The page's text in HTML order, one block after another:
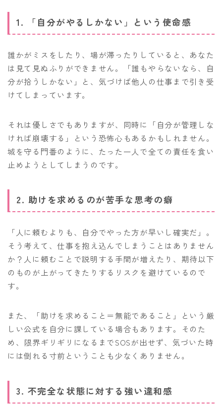
1. 「自分がやるしかない」という使命感
誰かがミスをしたり、場が滞ったりしていると、あなた
は見て見ぬふりができません。「誰もやらないなら、自
分が拾うしかない」と、気づけば他人の仕事まで引き受
けてしまっています。
それは優しさでもありますが、同時に「自分が管理しな
ければ崩壊する」という恐怖心もあるかもしれません。
城を守る門番のように、たった一人で全ての責任を食い
止めようとしてしまうのです。
2. 助けを求めるのが苦手な思考の癖
「人に頼むよりも、自分でやった方が早いし確実だ」。
そう考えて、仕事を抱え込んでしまうことはありません
か？人に頼むことで説明する手間が増えたり、期待以下
のものが上がってきたりするリスクを避けているので
す。
また、「助けを求めること＝無能であること」という厳
しい公式を自分に課している場合もあります。そのた
め、限界ギリギリになるまでSOSが出せず、気づいた時
には倒れる寸前ということも少なくありません。
3. 不完全な状態に対する強い違和感